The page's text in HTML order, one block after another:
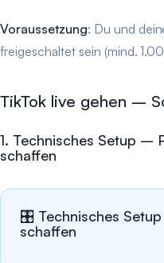
Voraussetzung: Du und
freigeschaltet sein (mind.
TikTok live gehen –
1. Technisches Setup –
schaffen
🎛️ Technisches
schaffen